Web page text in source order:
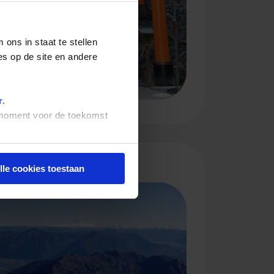
ons in staat te stellen
op de site en andere
.
voor de toekomst
cookies toestaan